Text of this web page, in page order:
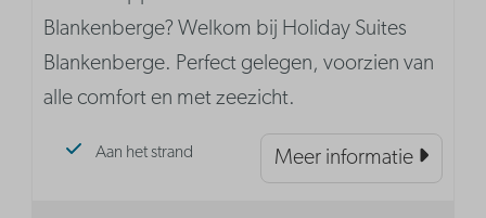
Blankenberge? Welkom bij Holiday Suites
Blankenberge. Perfect gelegen, voorzien van
alle comfort en met zeezicht.
Aan het strand Meer informatie